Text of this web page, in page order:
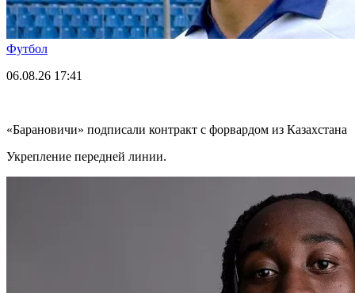
Футбол
06.08.26 17:41
«Барановичи» подписали контракт с форвардом из Казахстана
Укрепление передней линии.